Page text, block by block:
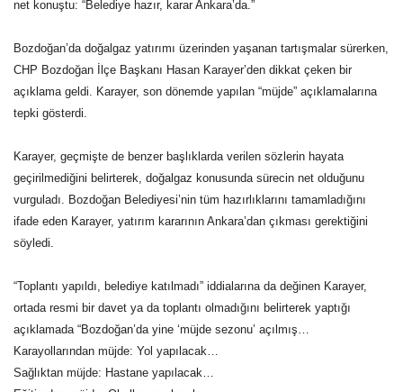
net konuştu: “Belediye hazır, karar Ankara’da.”
Bozdoğan’da doğalgaz yatırımı üzerinden yaşanan tartışmalar sürerken,
CHP Bozdoğan İlçe Başkanı Hasan Karayer’den dikkat çeken bir
açıklama geldi. Karayer, son dönemde yapılan “müjde” açıklamalarına
tepki gösterdi.
Karayer, geçmişte de benzer başlıklarda verilen sözlerin hayata
geçirilmediğini belirterek, doğalgaz konusunda sürecin net olduğunu
vurguladı. Bozdoğan Belediyesi’nin tüm hazırlıklarını tamamladığını
ifade eden Karayer, yatırım kararının Ankara’dan çıkması gerektiğini
söyledi.
“Toplantı yapıldı, belediye katılmadı” iddialarına da değinen Karayer,
ortada resmi bir davet ya da toplantı olmadığını belirterek yaptığı
açıklamada “Bozdoğan’da yine ‘müjde sezonu’ açılmış…
Karayollarından müjde: Yol yapılacak…
Sağlıktan müjde: Hastane yapılacak…